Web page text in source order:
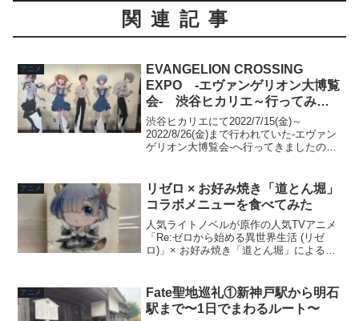
関連記事
アニメ
EVANGELION CROSSING
EXPO -エヴァンゲリオン大博覧
会- 渋谷ヒカリエ～行ってみた
レポート～
渋谷ヒカリエにて2022/7/15(金)～
2022/8/26(金)まで行われていた-エヴァン
ゲリオン大博覧会-へ行ってきましたの
2022/12/27(火)～2022/1/1...
アニメ
リゼロ × お好み焼き「道とん堀」
コラボメニューを食べてみた
人気ライトノベルが原作の人気TVアニメ
「Re:ゼロから始める異世界生活 (リゼ
ロ)」× お好み焼き「道とん堀」によるコ
ナルクリアファイル (全5種)」がついてき
ます。コ...
アニメ
Fate聖地巡礼①新神戸駅から明石
駅まで〜1日でまわるルート〜